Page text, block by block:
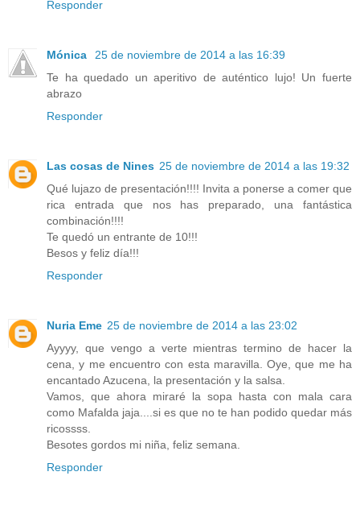
Responder
Mónica
25 de noviembre de 2014 a las 16:39
Te ha quedado un aperitivo de auténtico lujo! Un fuerte
abrazo
Responder
Las cosas de Nines 25 de noviembre de 2014 a las 19:32
Qué lujazo de presentación!!!! Invita a ponerse a comer que
rica entrada que nos has preparado, una fantástica
combinación!!!!
Te quedó un entrante de 10!!!
Besos y feliz día!!!
Responder
Nuria Eme 25 de noviembre de 2014 a las 23:02
Ayyyy, que vengo a verte mientras termino de hacer la
cena, y me encuentro con esta maravilla. Oye, que me ha
encantado Azucena, la presentación y la salsa.
Vamos, que ahora miraré la sopa hasta con mala cara
como Mafalda jaja....si es que no te han podido quedar más
ricossss.
Besotes gordos mi niña, feliz semana.
Responder